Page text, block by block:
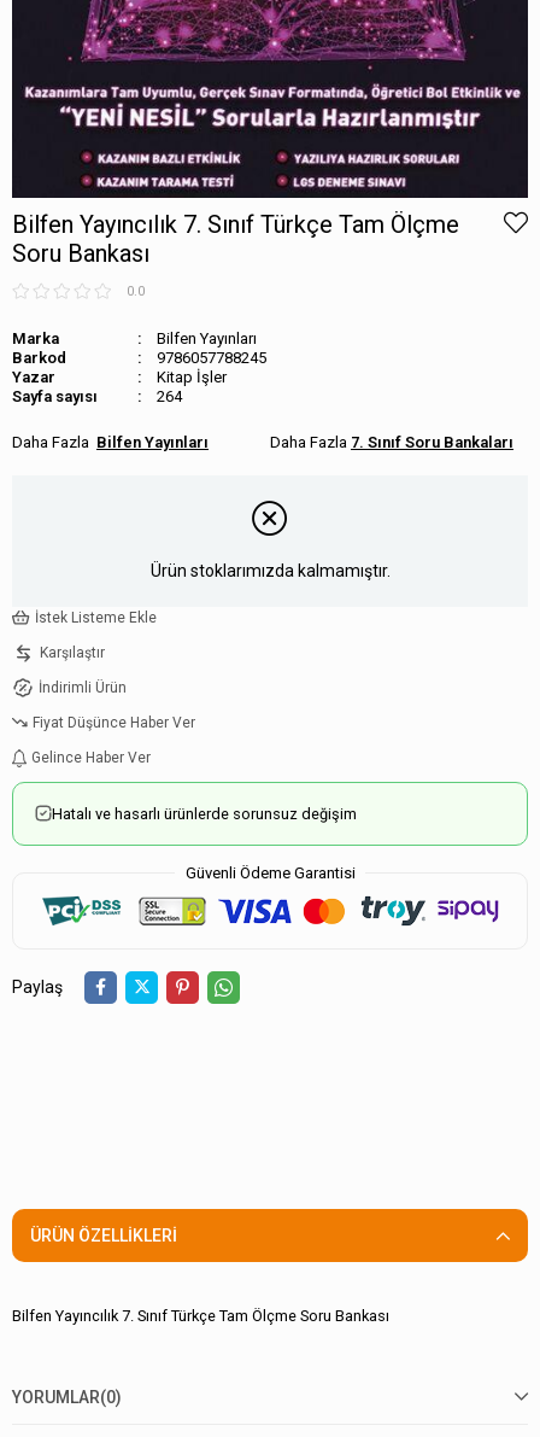
Bilfen Yayıncılık 7. Sınıf Türkçe Tam Ölçme
Soru Bankası
0.0
Marka
Bilfen Yayınları
Barkod
9786057788245
Kitap İşler
Sayfa sayısı
264
Bilfen Yayınları 7. Sınıf Soru Bankaları
Ürün stoklarımızda kalmamıştır.
İstek Listeme Ekle
Karşılaştır
İndirimli Ürün
Fiyat Düşünce Haber Ver
Gelince Haber Ver
Hatalı ve hasarlı ürünlerde sorunsuz değişim
Güvenli Ödeme Garantisi
Paylaş
ÜRÜN ÖZELLIKLERI
Bilfen Yayıncılık 7. Sınıf Türkçe Tam Ölçme Soru Bankası
YORUMLAR(0)